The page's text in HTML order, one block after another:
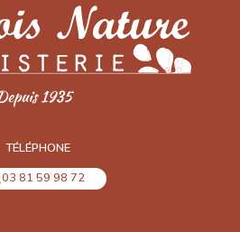
TÉLÉPHONE
03 81 59 98 72